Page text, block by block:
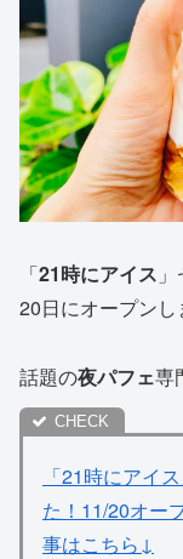
「21時にアイス
20日にオープンし
話題の夜パフェ専
「21時にアイ
た！11/20オー
事はこちら↓